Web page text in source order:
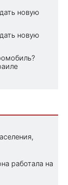
новую
новую
работала на